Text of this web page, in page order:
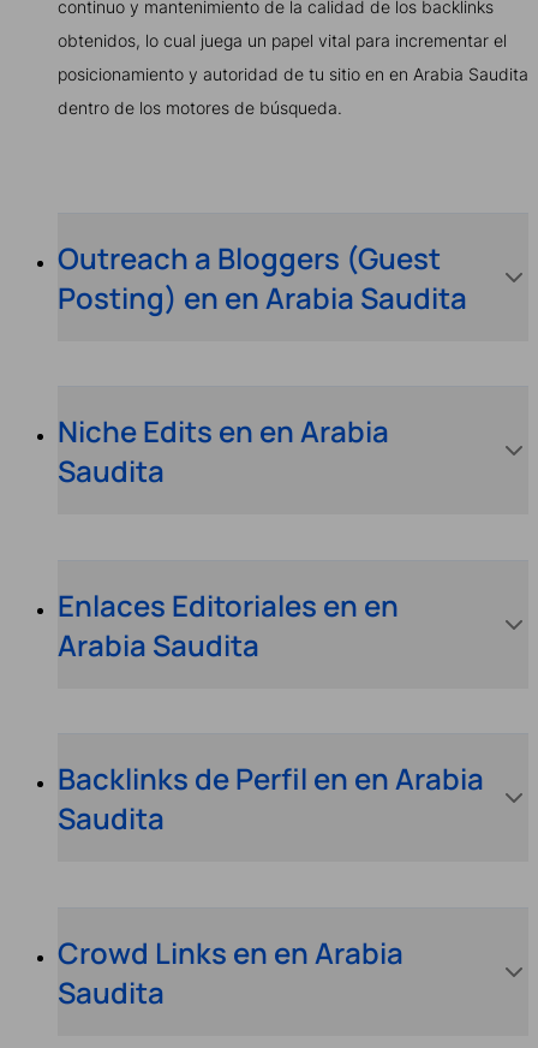
continuo y mantenimiento de la calidad de los backlinks
obtenidos, lo cual juega un papel vital para incrementar el
posicionamiento y autoridad de tu sitio en en Arabia Saudita
dentro de los motores de búsqueda.
Outreach a Bloggers (Guest
Posting) en en Arabia Saudita
Niche Edits en en Arabia
Saudita
Enlaces Editoriales en en
Arabia Saudita
Backlinks de Perfil en en Arabia
Saudita
Crowd Links en en Arabia
Saudita